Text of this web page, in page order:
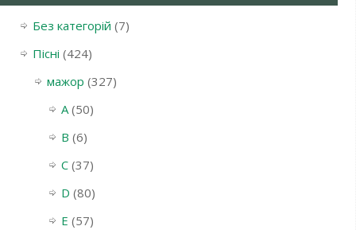
Без категорій (7)
Пісні (424)
мажор (327)
A(50)
B (6)
C(37)
D (80)
E (57)